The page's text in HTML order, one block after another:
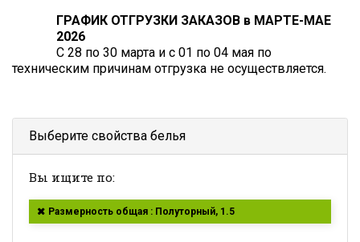
ГРАФИК ОТГРУЗКИ ЗАКАЗОВ в МАРТЕ-МАЕ
2026
С 28 по 30 марта и с 01 по 04 мая по
техническим причинам отгрузка не осуществляется.
Выберите свойства белья
Вы ищите по:
Размерность общая : Полуторный, 1.5